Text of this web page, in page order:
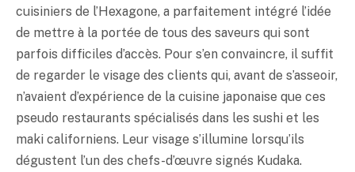
cuisiniers de l’Hexagone, a parfaitement intégré l’idée
de mettre à la portée de tous des saveurs qui sont
parfois difficiles d’accès. Pour s’en convaincre, il suffit
de regarder le visage des clients qui, avant de s’asseoir,
n’avaient d’expérience de la cuisine japonaise que ces
pseudo restaurants spécialisés dans les sushi et les
maki californiens. Leur visage s’illumine lorsqu’ils
dégustent l’un des chefs-d’œuvre signés Kudaka.